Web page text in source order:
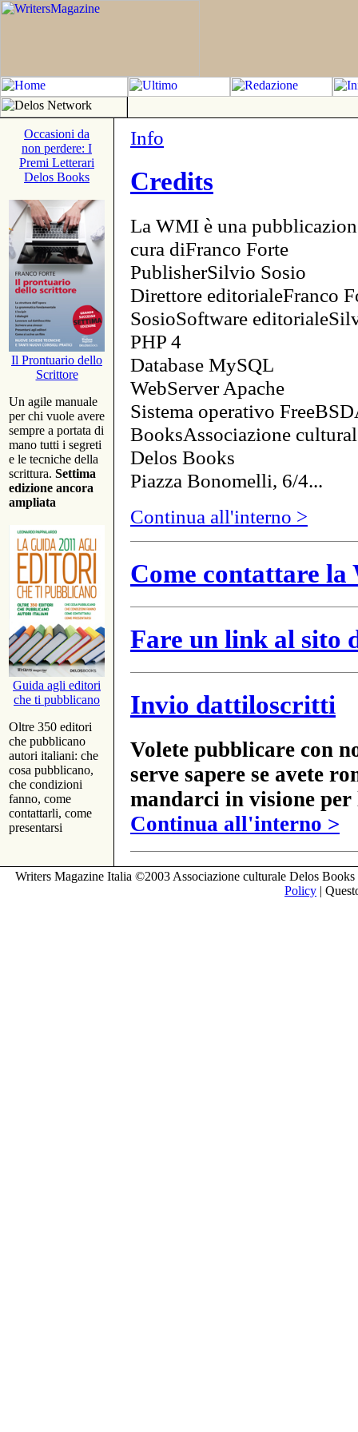
Occasioni da
non perdere: I
Premi Letterari
Delos Books
Il Prontuario dello
Scrittore
Un agile manuale
per chi vuole avere
sempre a portata di
mano tutti i segreti
e le tecniche della
scrittura. Settima
edizione ancora
ampliata
Guida agli editori
che ti pubblicano
Oltre 350 editori
che pubblicano
autori italiani: che
cosa pubblicano,
che condizioni
fanno, come
contattarli, come
presentarsi
Info
Credits
La WMI è una
cura diFranco Forte
PublisherSilvio Sosio
Direttore editorialeFranco
SosioSoftware
PHP 4
Database MySQL
WebServer Apache
Sistema operativo
BooksAssociazione
Delos Books
Piazza Bonomelli, 6/4...
Continua all'interno >
Come contattare
Fare un link al sito
Invio dattiloscritti
Volete pubblicare con
serve sapere se avete
mandarci in visione
Continua all'interno >
Writers Magazine Italia ©2003 Associazione culturale Delos
Policy |